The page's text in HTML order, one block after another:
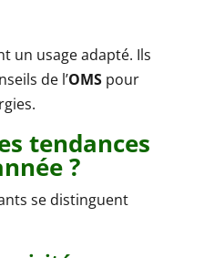
un usage adapté. Ils
de l’OMSpour
tendances
?
se distinguent